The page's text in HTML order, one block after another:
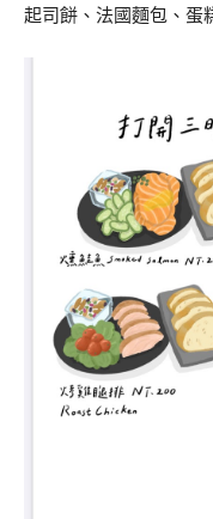
起司餅、法國麵包、蛋